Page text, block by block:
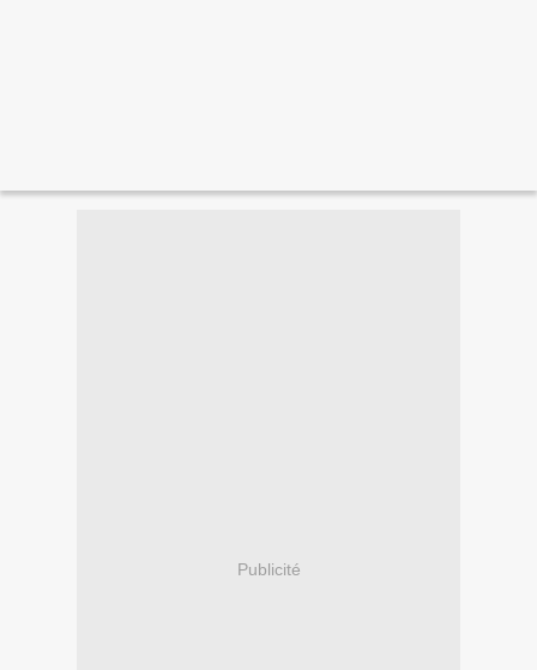
Publicité